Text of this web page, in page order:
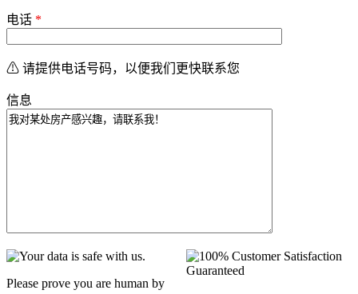
电话 *
⚠ 请提供电话号码，以便我们更快联系您
信息
Please prove you are human by